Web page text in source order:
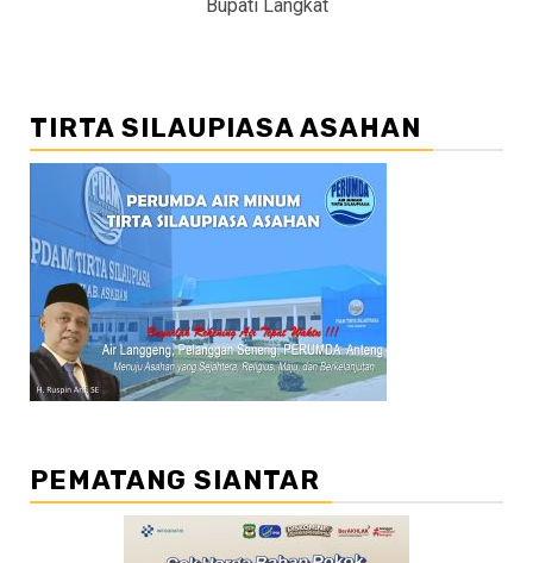
Bupati Langkat
TIRTA SILAUPIASA ASAHAN
PEMATANG SIANTAR